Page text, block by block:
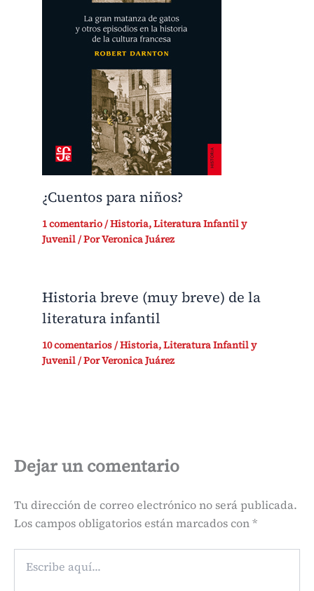
¿Cuentos para niños?
1 comentario/Historia,Literatura Infantil y
Juvenil/ PorVeronica Juárez
Historia breve (muy breve) de la
literatura infantil
10 comentarios/Historia,Literatura Infantil y
Juvenil/ PorVeronica Juárez
Dejar un comentario
Tu dirección de correo electrónico no será publicada.
Los campos obligatorios están marcados con*
aquí...